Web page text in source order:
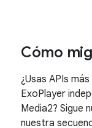
Cómo
¿Usas APIs
ExoPlayer
Media2? Sigue
nuestra